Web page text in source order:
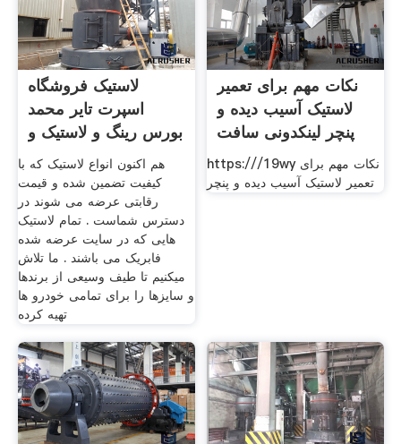
لاستیک فروشگاه
اسپرت تایر محمد
بورس رینگ و لاستیک و
هم اکنون انواع لاستیک که با
کیفیت تضمین شده و قیمت
رقابتی عرضه می شوند در
دسترس شماست . تمام لاستیک
هایی که در سایت عرضه شده
فابریک می باشند . ما تلاش
میکنیم تا طیف وسیعی از برندها
و سایزها را برای تمامی خودرو ها
تهیه کرده
نکات مهم برای تعمیر
لاستیک آسیب دیده و
پنچر لینکدونی سافت
98
https:///19wy نکات مهم برای
تعمیر لاستیک آسیب دیده و پنچر